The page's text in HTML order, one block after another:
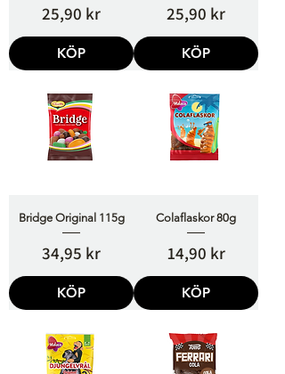
Pris
25,90 kr
KÖP
Pris
25,90 kr
KÖP
Bridge Original 115g
Pris
34,95 kr
KÖP
Colaflaskor 80g
Pris
14,90 kr
KÖP